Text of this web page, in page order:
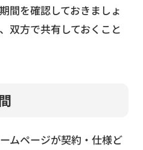
間を確認しておきましょ
双方で共有しておくこと
ムページが契約・仕様ど